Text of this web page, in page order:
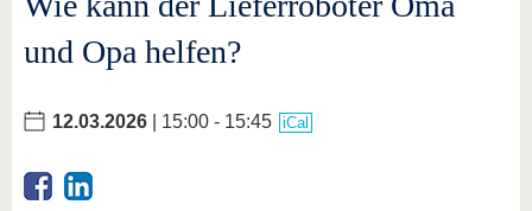
und Opa helfen?
12.03.2026 | 15:00 - 15:45 iCal